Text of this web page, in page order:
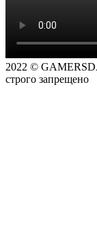
2022 ©
строго запрещено